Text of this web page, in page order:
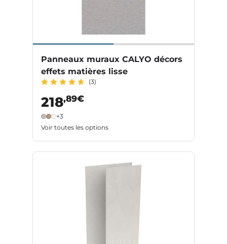
Panneaux muraux CALYO décors
effets matières lisse
(3)
218,89€
+3
Voir toutes les options